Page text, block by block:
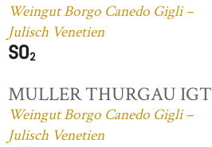
Weingut Borgo Canedo Gigli –
Julisch Venetien
MULLER THURGAU IGT
Weingut Borgo Canedo Gigli –
Julisch Venetien